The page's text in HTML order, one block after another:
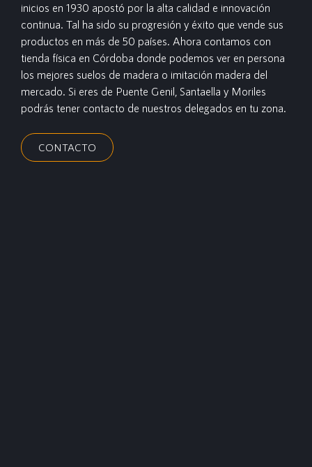
inicios en 1930 apostó por la alta calidad e innovación
continua. Tal ha sido su progresión y éxito que vende sus
productos en más de 50 países. Ahora contamos con
tienda física en Córdoba donde podemos ver en persona
los mejores suelos de madera o imitación madera del
mercado. Si eres de Puente Genil, Santaella y Moriles
podrás tener contacto de nuestros delegados en tu zona.
CONTACTO